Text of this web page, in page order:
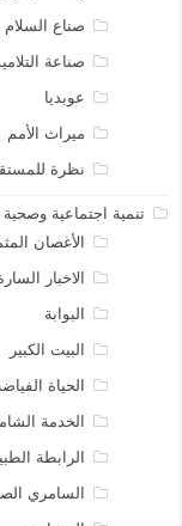
صناع السلام
صناعة
عوبديا
ميراث الأمم
نظرة
تنمية اجتماعية وصحية
الأغصان
الاخبار
البوابة
البيت الكبير
الحياة
الخدمة
الرابطة
السامري